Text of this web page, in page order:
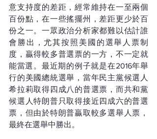
意支持度的差距，經常維持在一至兩個
百份點，在一些搖擺州，差距更少於百
份之一。一眾政治分析家都難以估計誰
會勝出，尤其按照美國的選舉人票制
度，贏得較多普選票的一方，不一定就
能當選。最近期的例子就是在2016年舉
行的美國總統選舉，當年民主黨候選人
希拉莉取得四成八的普選票，而共和黨
候選人特朗普只取得接近四成六的普選
票，但由於特朗普贏取較多選舉人票，
最終在選舉中勝出。